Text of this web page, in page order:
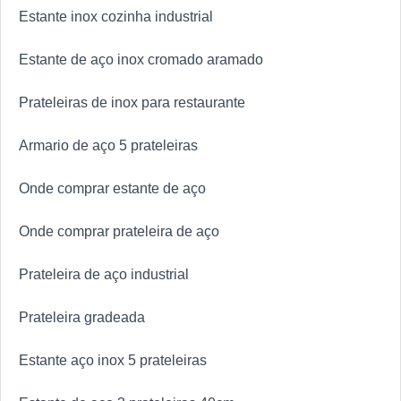
Estante inox cozinha industrial
Estante de aço inox cromado aramado
Prateleiras de inox para restaurante
Armario de aço 5 prateleiras
Onde comprar estante de aço
Onde comprar prateleira de aço
Prateleira de aço industrial
Prateleira gradeada
Estante aço inox 5 prateleiras